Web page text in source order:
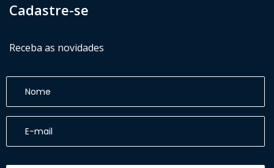
Cadastre-se
Receba as novidades